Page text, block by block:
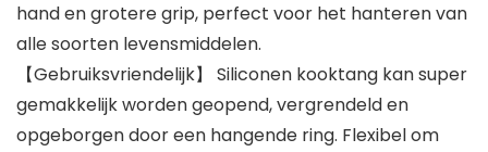
hand en grotere grip, perfect voor het hanteren van
alle soorten levensmiddelen.
【Gebruiksvriendelijk】 Siliconen kooktang kan super
gemakkelijk worden geopend, vergrendeld en
opgeborgen door een hangende ring. Flexibel om